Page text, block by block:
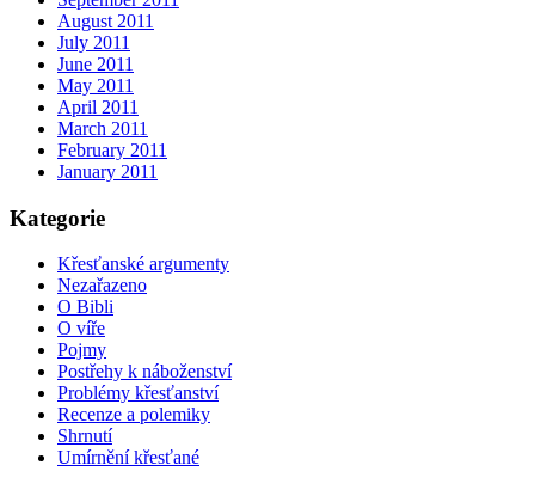
August 2011
July 2011
June 2011
May 2011
April 2011
March 2011
February 2011
January 2011
Kategorie
Křesťanské argumenty
Nezařazeno
O Bibli
O víře
Pojmy
Postřehy k náboženství
Problémy křesťanství
Recenze a polemiky
Shrnutí
Umírnění křesťané